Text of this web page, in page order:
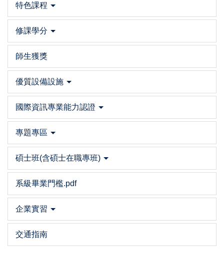
特色課程
修課學分
師生獲獎
優質設備設施
國際資訊專業能力認證
專題專區
碩士班(含碩士在職專班)
系級畢業門檻.pdf
企業實習
交通指南